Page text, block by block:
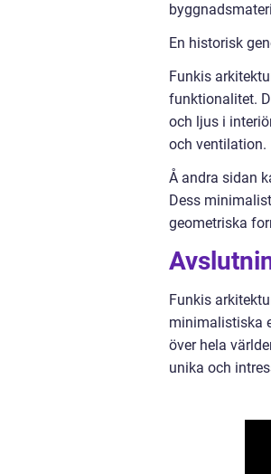
En historisk
Funkis
funktionalitet.
och ljus i
och ventilation.
Å andra sidan
Dess
geometriska
Funkis
minimalistiska
över hela
unika och